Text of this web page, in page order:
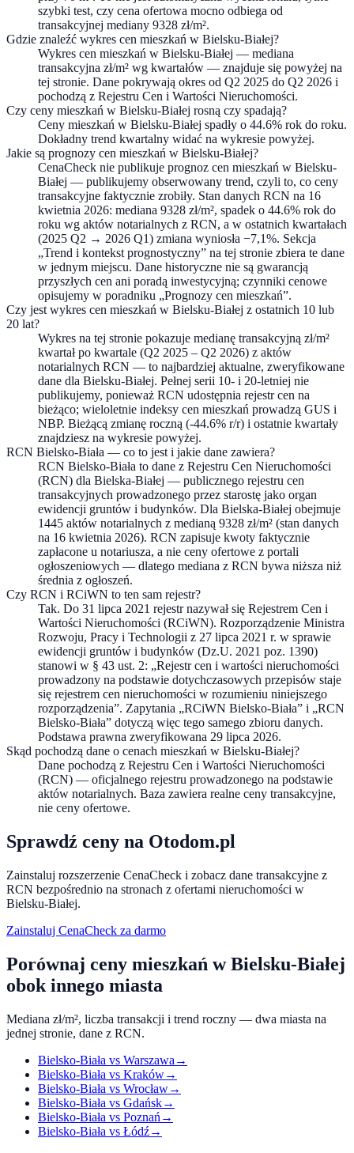
szybki test, czy cena ofertowa mocno odbiega od
transakcyjnej mediany 9328 zł/m².
Gdzie znaleźć wykres cen mieszkań w Bielsku-Białej?
Wykres cen mieszkań w Bielsku-Białej — mediana
transakcyjna zł/m² wg kwartałów — znajduje się powyżej na
tej stronie. Dane pokrywają okres od Q2 2025 do Q2 2026 i
pochodzą z Rejestru Cen i Wartości Nieruchomości.
Czy ceny mieszkań w Bielsku-Białej rosną czy spadają?
Ceny mieszkań w Bielsku-Białej spadły o 44.6% rok do roku.
Dokładny trend kwartalny widać na wykresie powyżej.
Jakie są prognozy cen mieszkań w Bielsku-Białej?
CenaCheck nie publikuje prognoz cen mieszkań w Bielsku-
Białej — publikujemy obserwowany trend, czyli to, co ceny
transakcyjne faktycznie zrobiły. Stan danych RCN na 16
kwietnia 2026: mediana 9328 zł/m², spadek o 44.6% rok do
roku wg aktów notarialnych z RCN, a w ostatnich kwartałach
(2025 Q2 → 2026 Q1) zmiana wyniosła −7,1%. Sekcja
„Trend i kontekst prognostyczny” na tej stronie zbiera te dane
w jednym miejscu. Dane historyczne nie są gwarancją
przyszłych cen ani poradą inwestycyjną; czynniki cenowe
opisujemy w poradniku „Prognozy cen mieszkań”.
Czy jest wykres cen mieszkań w Bielsku-Białej z ostatnich 10 lub
20 lat?
Wykres na tej stronie pokazuje medianę transakcyjną zł/m²
kwartał po kwartale (Q2 2025 – Q2 2026) z aktów
notarialnych RCN — to najbardziej aktualne, zweryfikowane
dane dla Bielsku-Białej. Pełnej serii 10- i 20-letniej nie
publikujemy, ponieważ RCN udostępnia rejestr cen na
bieżąco; wieloletnie indeksy cen mieszkań prowadzą GUS i
NBP. Bieżącą zmianę roczną (-44.6% r/r) i ostatnie kwartały
znajdziesz na wykresie powyżej.
RCN Bielsko-Biała — co to jest i jakie dane zawiera?
RCN Bielsko-Biała to dane z Rejestru Cen Nieruchomości
(RCN) dla Bielska-Białej — publicznego rejestru cen
transakcyjnych prowadzonego przez starostę jako organ
ewidencji gruntów i budynków. Dla Bielska-Białej obejmuje
1445 aktów notarialnych z medianą 9328 zł/m² (stan danych
na 16 kwietnia 2026). RCN zapisuje kwoty faktycznie
zapłacone u notariusza, a nie ceny ofertowe z portali
ogłoszeniowych — dlatego mediana z RCN bywa niższa niż
średnia z ogłoszeń.
Czy RCN i RCiWN to ten sam rejestr?
Tak. Do 31 lipca 2021 rejestr nazywał się Rejestrem Cen i
Wartości Nieruchomości (RCiWN). Rozporządzenie Ministra
Rozwoju, Pracy i Technologii z 27 lipca 2021 r. w sprawie
ewidencji gruntów i budynków (Dz.U. 2021 poz. 1390)
stanowi w § 43 ust. 2: „Rejestr cen i wartości nieruchomości
prowadzony na podstawie dotychczasowych przepisów staje
się rejestrem cen nieruchomości w rozumieniu niniejszego
rozporządzenia”. Zapytania „RCiWN Bielsko-Biała” i „RCN
Bielsko-Biała” dotyczą więc tego samego zbioru danych.
Podstawa prawna zweryfikowana 29 lipca 2026.
Skąd pochodzą dane o cenach mieszkań w Bielsku-Białej?
Dane pochodzą z Rejestru Cen i Wartości Nieruchomości
(RCN) — oficjalnego rejestru prowadzonego na podstawie
aktów notarialnych. Baza zawiera realne ceny transakcyjne,
nie ceny ofertowe.
Sprawdź ceny na Otodom.pl
Zainstaluj rozszerzenie CenaCheck i zobacz dane transakcyjne z
RCN bezpośrednio na stronach z ofertami nieruchomości w
Bielsku-Białej.
Zainstaluj CenaCheck za darmo
Porównaj ceny mieszkań wBielsku-Białej
obok innego miasta
Mediana zł/m², liczba transakcji i trend roczny — dwa miasta na
jednej stronie, dane z RCN.
Bielsko-Biała vs Warszawa →
Bielsko-Biała vs Kraków→
Bielsko-Biała vs Wrocław→
Bielsko-Biała vs Gdańsk→
Bielsko-Biała vs Poznań →
Bielsko-Biała vs Łódź→